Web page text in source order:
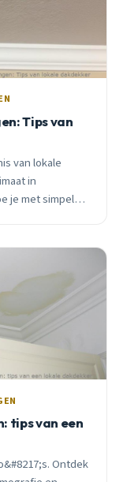
Tips van
van lokale
in
je met simpel
tips van een
Ontdek